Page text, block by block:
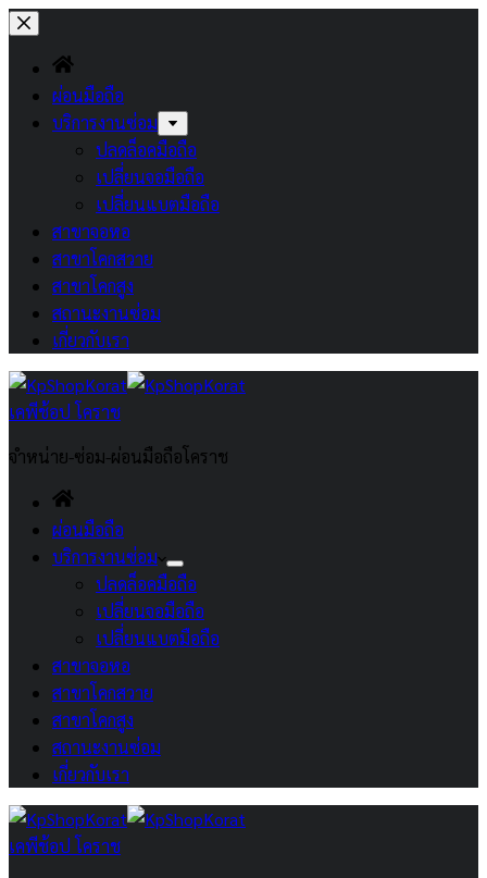
Skip
content
ผ่อนมือถือ
บริการงานซ่อม
ปลดล็อคมือถือ
เปลี่ยนจอมือถือ
เปลี่ยนแบตมือถือ
สาขาจอหอ
สาขาโคกสวาย
สาขาโคกสูง
สถานะงานซ่อม
เกี่ยวกับเรา
เคพีช้อป โคราช
จำหน่าย-ซ่อม-ผ่อนมือถือโคราช
ผ่อนมือถือ
บริการงานซ่อม
ปลดล็อคมือถือ
เปลี่ยนจอมือถือ
เปลี่ยนแบตมือถือ
สาขาจอหอ
สาขาโคกสวาย
สาขาโคกสูง
สถานะงานซ่อม
เกี่ยวกับเรา
เคพีช้อป โคราช